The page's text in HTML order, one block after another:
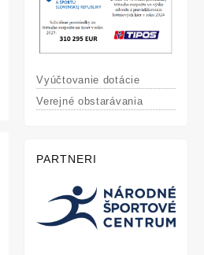
Vyúčtovanie dotácie
Verejné obstarávania
PARTNERI